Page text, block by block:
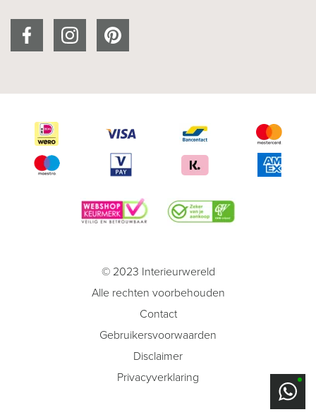
© 2023 Interieurwereld
Alle rechten voorbehouden
Contact
Gebruikersvoorwaarden
Disclaimer
Privacyverklaring